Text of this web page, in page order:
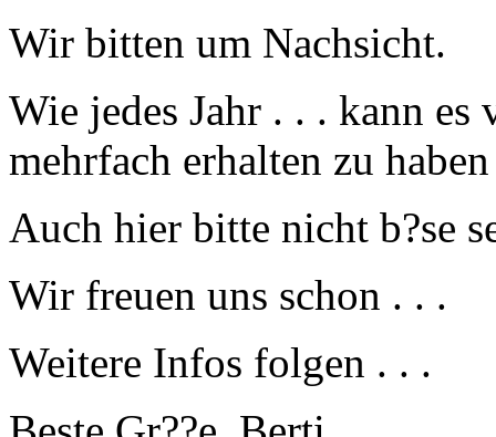
Wir bitten um Nachsicht.
Wie jedes Jahr . . . kann
mehrfach erhalten zu
Auch hier bitte nicht b?se
Wir freuen uns schon . . .
Weitere Infos folgen . . .